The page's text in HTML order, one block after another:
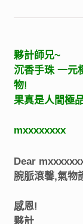
夥計師兄~
沉香手珠 一元
物!
果真是人間極
mxxxxxxxx
Dear
腕脈滾馨,氣物
感恩!
夥計